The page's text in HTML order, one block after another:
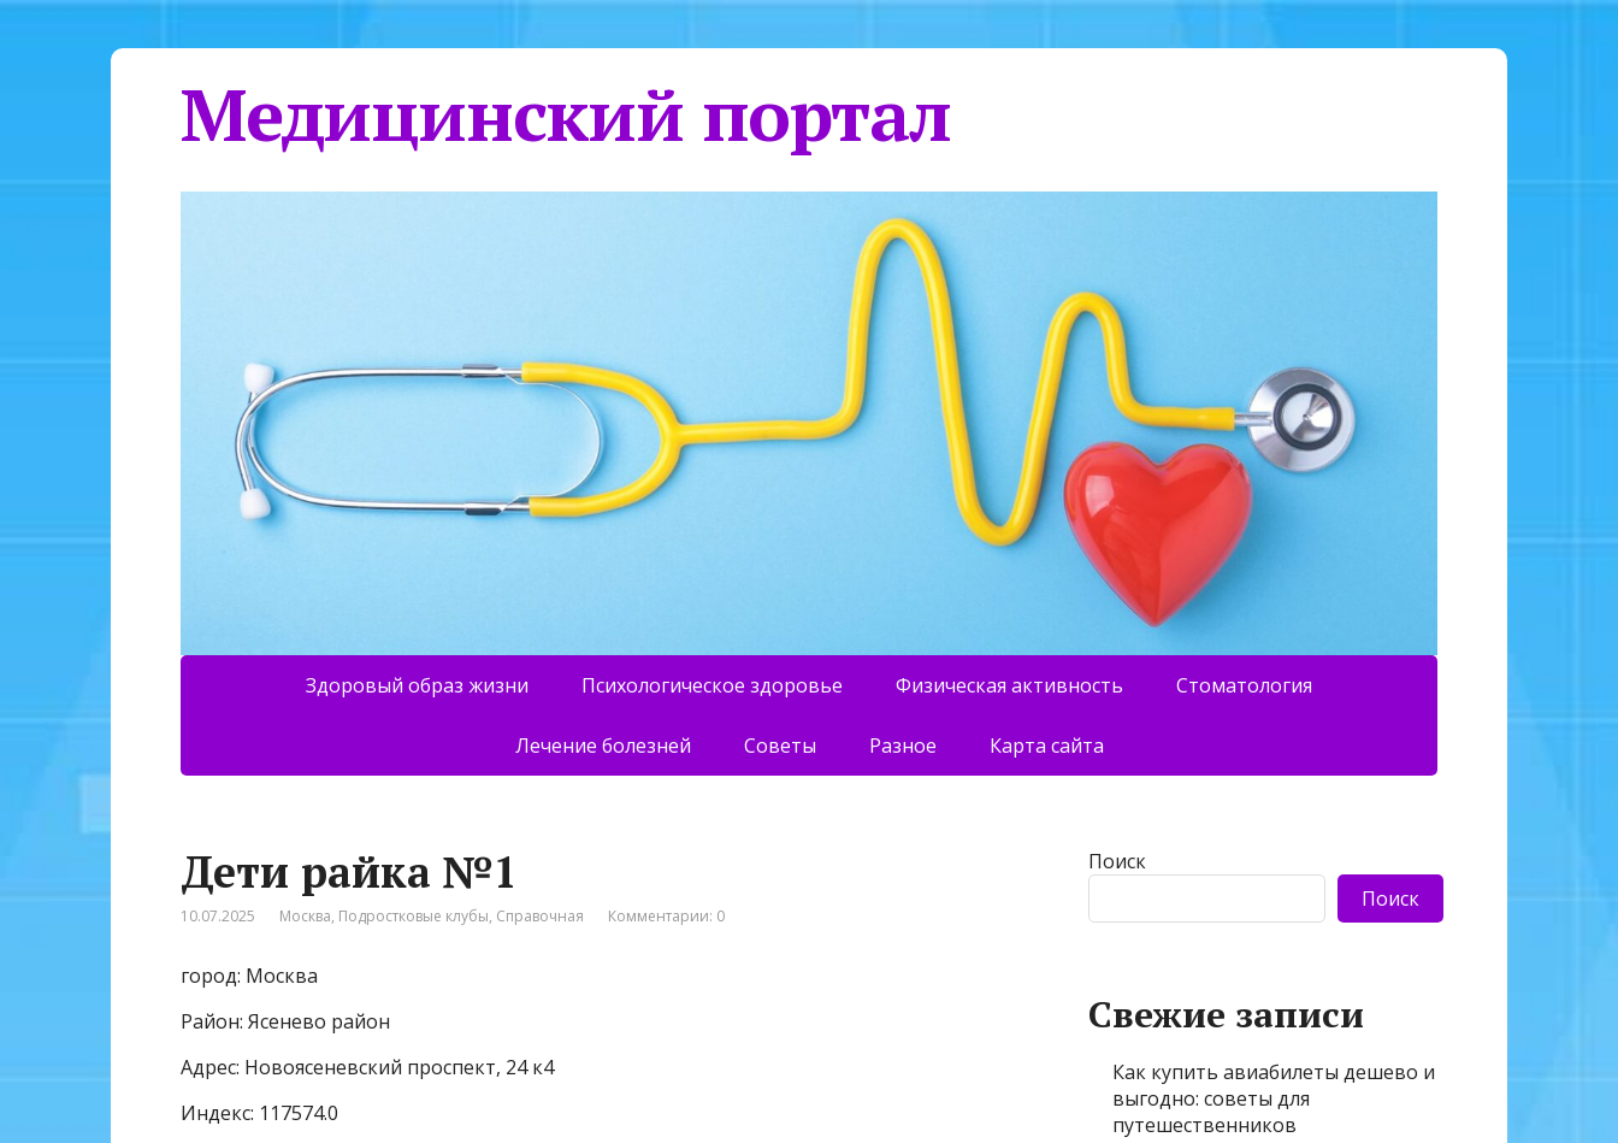
Медицинский портал
Здоровый образ жизни Психологическое здоровье Физическая активность Стоматология
Лечение болезней Советы Разное Карта сайта
Дети райка №1
10.07.2025 Москва, Подростковые клубы, Справочная Комментарии: 0
город: Москва
Район: Ясенево район
Адрес: Новоясеневский проспект, 24 к4
Индекс: 117574.0
Поиск
Поиск
Свежие записи
Как купить авиабилеты дешево и
выгодно: советы для
путешественников